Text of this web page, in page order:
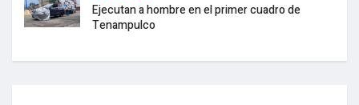
Ejecutan a hombre en el primer cuadro de
Tenampulco